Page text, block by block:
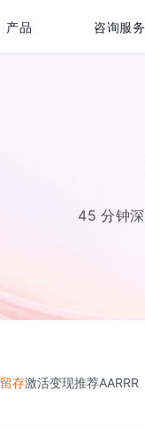
产品 咨询服务
45 分钟
留存激活变现推荐AARRR